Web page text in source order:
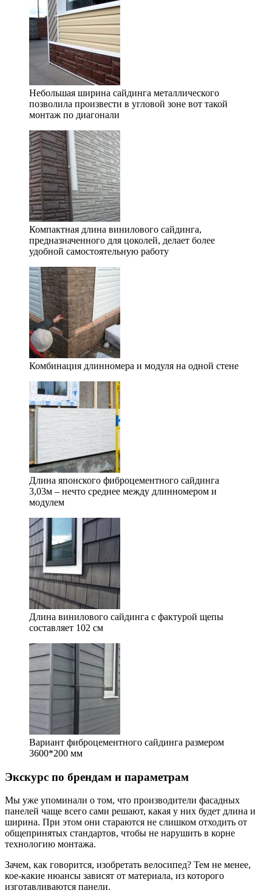
Небольшая ширина сайдинга металлического
позволила произвести в угловой зоне вот такой
монтаж по диагонали
Компактная длина винилового сайдинга,
предназначенного для цоколей, делает более
удобной самостоятельную работу
Комбинация длинномера и модуля на одной стене
Длина японского фиброцементного сайдинга
3,03м – нечто среднее между длинномером и
модулем
Длина винилового сайдинга с фактурой щепы
составляет 102 см
Вариант фиброцементного сайдинга размером
3600*200 мм
Экскурс по брендам и параметрам
Мы уже упоминали о том, что производители фасадных
панелей чаще всего сами решают, какая у них будет длина и
ширина. При этом они стараются не слишком отходить от
общепринятых стандартов, чтобы не нарушить в корне
технологию монтажа.
Зачем, как говорится, изобретать велосипед? Тем не менее,
кое-какие нюансы зависят от материала, из которого
изготавливаются панели.